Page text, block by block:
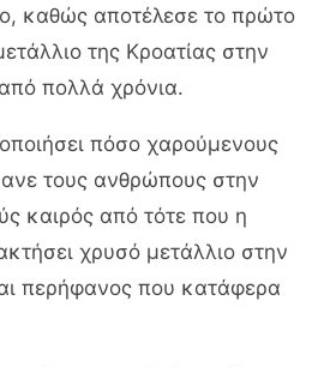
καθώς αποτέλεσε το πρώτο
της Κροατίας στην
πολλά χρόνια.
πόσο χαρούμενους
τους ανθρώπους στην
καιρός από τότε που η
χρυσό μετάλλιο στην
περήφανος που κατάφερα